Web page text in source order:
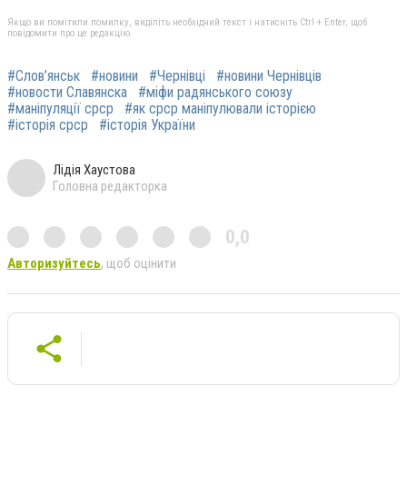
Якщо ви помітили помилку, виділіть необхідний текст і натисніть Ctrl + Enter, щоб
повідомити про це редакцію
#Слов’янськ #новини #Чернівці
#новини Чернівців
#новости Славянска
#міфи радянського союзу
#маніпуляції срср
#як срср маніпулювали історією
#історія срср
#історія України
Лідія Хаустова
Головна редакторка
0,0
Авторизуйтесь, щоб оцінити